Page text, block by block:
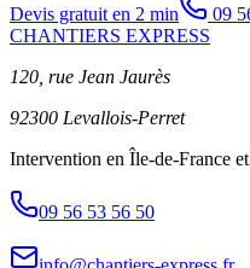
Devis gratuit en 2 min
09
CHANTIERS EXPRESS
120, rue Jean Jaurès
92300 Levallois-Perret
Intervention en Île-de-France
09 56 53 56 50